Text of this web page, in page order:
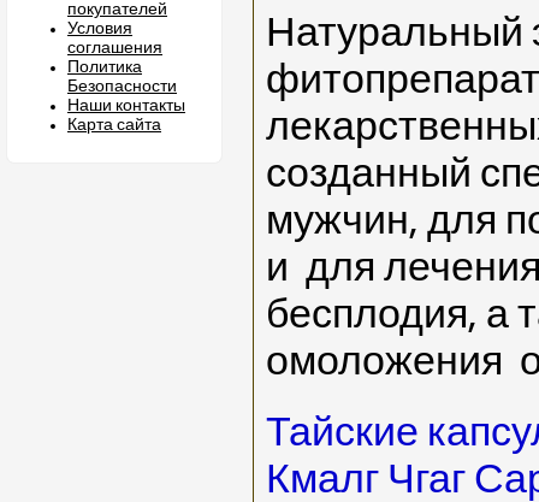
покупателей
Условия
соглашения
Политика
Безопасности
Наши контакты
Карта сайта
созданный
мужчин, для
и для
бесплодия, а
омоложения
Тайские
Кмалг Чгаг